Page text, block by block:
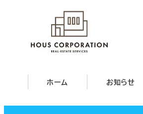
ツ
ホーム お知らせ